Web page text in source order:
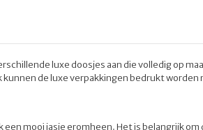
luxe doosjes aan die volledig op
de luxe verpakkingen bedrukt worden
mooi jasje eromheen. Het is belangrijk